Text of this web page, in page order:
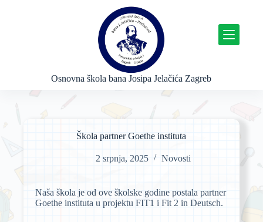
Osnovna škola bana Josipa Jelačića Zagreb
Škola partner Goethe instituta
2 srpnja, 2025 Novosti
Naša škola je od ove školske godine postala partner
Goethe instituta u projektu FIT1 i Fit 2 in Deutsch.